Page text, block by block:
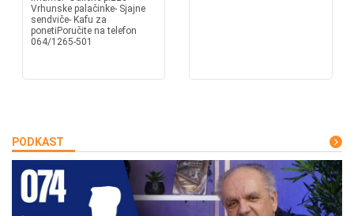
Vrhunske palačinke- Sjajne
sendviče- Kafu za
ponetiPoručite na telefon
064/1265-501
PODKAST